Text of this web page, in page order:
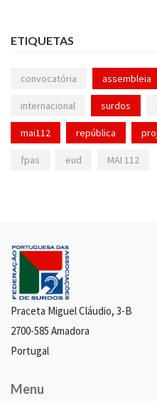
ETIQUETAS
convocatória assembleia
internacional surdos
mai112 república
fpas eud MAI 112
Praceta Miguel Cláudio, 3-B
2700-585 Amadora
Portugal
Menu